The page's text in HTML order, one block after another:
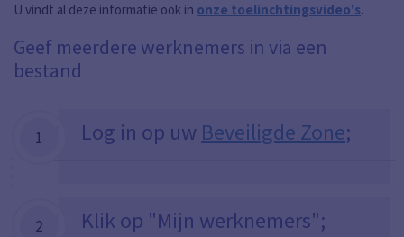
U vindt al deze informatie ook in onze toelinchtingsvideo's.
Geef meerdere werknemers in via een
bestand
1 Log in op uw Beveiligde Zone;
2 Klik op "Mijn werknemers";